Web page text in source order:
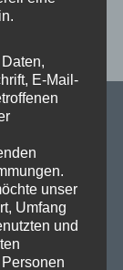
E-Mail-
unser
Umfang
und